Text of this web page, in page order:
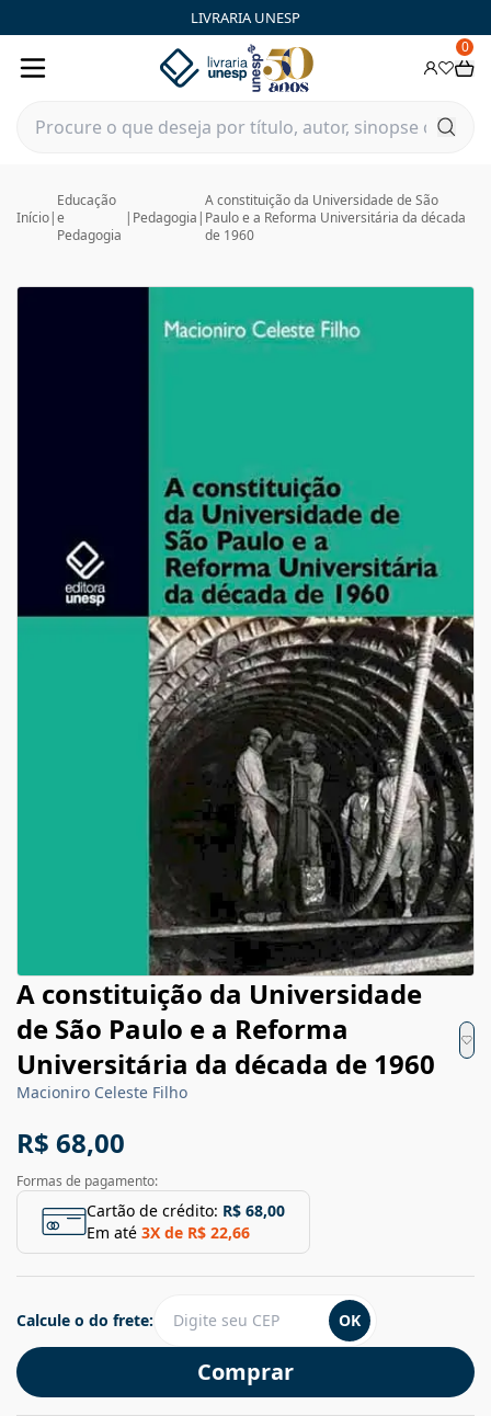
LIVRARIA UNESP
0
Início|
Educação
e
Pedagogia
| Pedagogia |
A constituição da Universidade de São
Paulo e a Reforma Universitária da década
de 1960
A constituição da Universidade
de São Paulo e a Reforma
Universitária da década de 1960
Macioniro Celeste Filho
R$ 68,00
Formas de pagamento:
Cartão de crédito: R$ 68,00
Em até 3X de R$ 22,66
Comprar
Calcule o do frete: OK